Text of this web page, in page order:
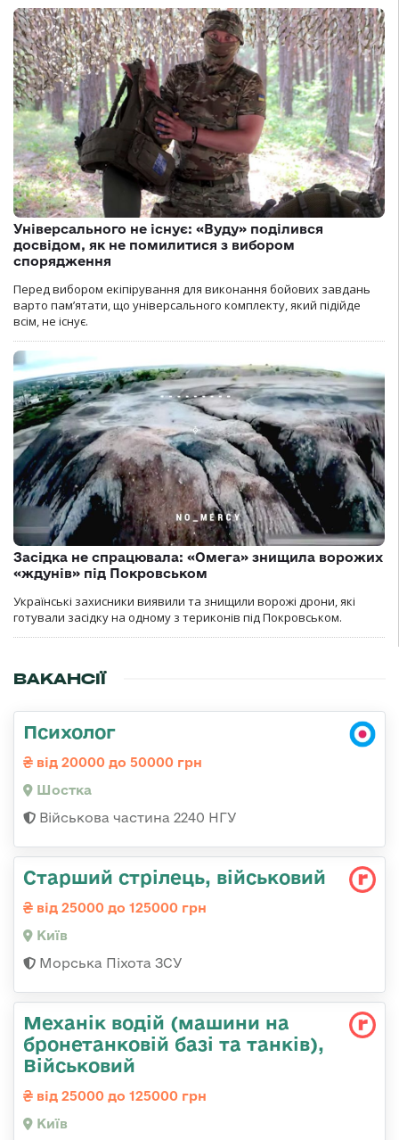
Універсального не існує: «Вуду» поділився
досвідом, як не помилитися з вибором
спорядження
Перед вибором екіпірування для виконання бойових завдань
варто пам’ятати, що універсального комплекту, який підійде
всім, не існує.
Засідка не спрацювала: «Омега» знищила ворожих
«ждунів» під Покровськом
Українські захисники виявили та знищили ворожі дрони, які
готували засідку на одному з териконів під Покровськом.
ВАКАНСІЇ
Психолог
від 20000 до 50000 грн
Шостка
Військова частина 2240 НГУ
Стаpший стpілець, військовий
від 25000 до 125000 грн
Київ
Морська Піхота ЗСУ
Механік водій (машини на
бронетанковій базі та танків),
Військовий
від 25000 до 125000 грн
Київ